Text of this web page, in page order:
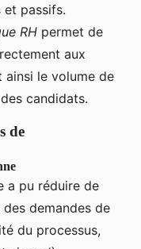
passifs.
RH permet de
aux
ainsi le volume de
candidats.
de
a pu réduire de
demandes de
du processus,